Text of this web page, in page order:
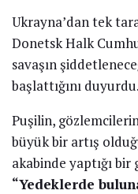
Ukrayna’dan tek
Donetsk Halk
savaşın
başlattığını duyurdu.
Puşilin,
büyük bir artış
akabinde yaptığı
“Yedeklerde